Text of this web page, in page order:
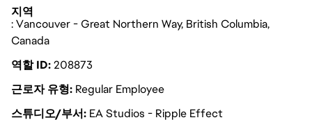
지역
: Vancouver - Great Northern Way, British Columbia,
Canada
역할 ID208873
근로자 유형 Regular Employee
스튜디오/부서 EA Studios - Ripple Effect